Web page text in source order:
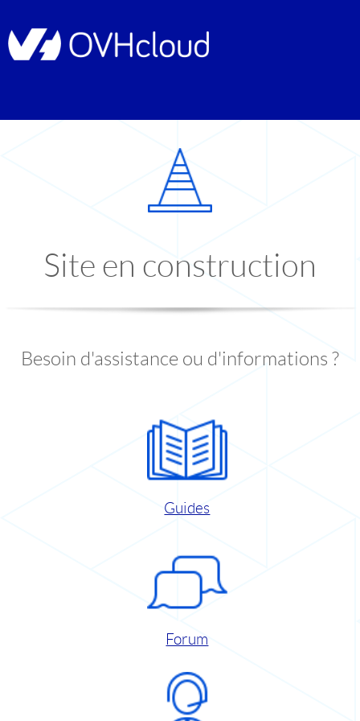
Site en construction
Besoin d'assistance ou d'informations ?
Guides
Forum